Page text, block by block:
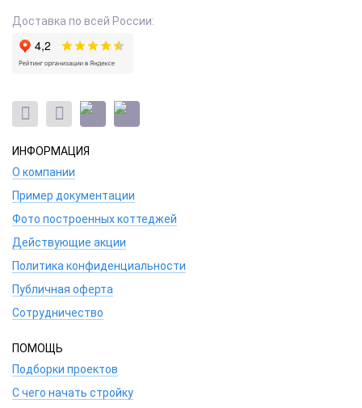
Доставка по всей России:
ИНФОРМАЦИЯ
О компании
Пример документации
Фото построенных коттеджей
Действующие акции
Политика конфиденциальности
Публичная оферта
Сотрудничество
ПОМОЩЬ
Подборки проектов
С чего начать стройку